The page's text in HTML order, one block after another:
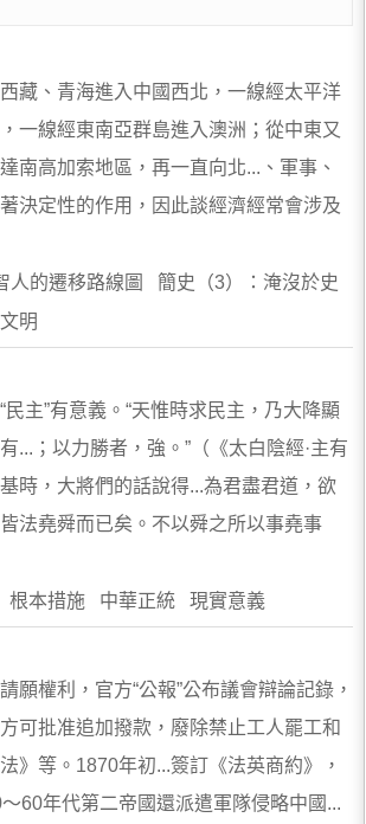
藏、青海進入中國西北，一線經太平洋
一線經東南亞群島進入澳洲；從中東又
南高加索地區，再一直向北...、軍事、
決定性的作用，因此談經濟經常會涉及
人的遷移路線圖 簡史（3）：淹沒於史
明
主”有意義。“天惟時求民主，乃大降顯
...；以力勝者，強。”（《太白陰經·主有
時，大將們的話說得...為君盡君道，欲
法堯舜而已矣。不以舜之所以事堯事
根本措施 中華正統 現實意義
願權利，官方“公報”公布議會辯論記錄，
可批准追加撥款，廢除禁止工人罷工和
》等。1870年初...簽訂《法英商約》，
60年代第二帝國還派遣軍隊侵略中國...